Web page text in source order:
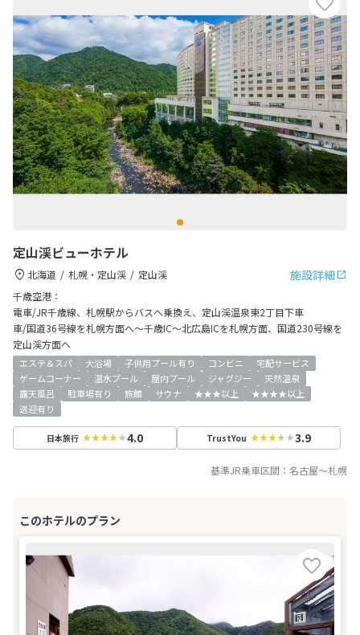
定山渓ビューホテル
施設詳細
北海道 札幌・定山渓
定山渓
千歳空港：
電車/JR千歳線、札幌駅からバスへ乗換え、定山渓温泉東2丁目下車
車/国道36号線を札幌方面へ～千歳IC～北広島ICを札幌方面、国道230号線を
定山渓方面へ
エステ＆スパ 大浴場 子供用プール有り コンビニ
宅配サービス
ゲームコーナー
温水プール 屋内プール ジャグジー
天然温泉
露天風呂
駐車場有り 旅館 サウナ ★★★以上
★★★★以上
送迎有り
日本旅行 4.0 TrustYou 3.9
基準JR乗車区間： 名古屋～札幌